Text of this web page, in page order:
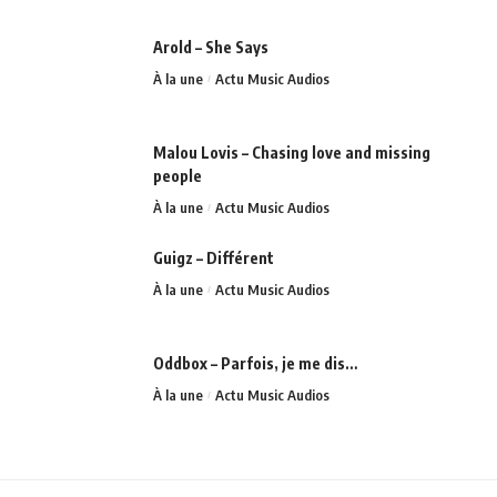
Arold – She Says
À la une Actu Music Audios
Malou Lovis – Chasing love and missing
people
À la une Actu Music Audios
Guigz – Différent
À la une Actu Music Audios
Oddbox – Parfois, je me dis…
À la une Actu Music Audios